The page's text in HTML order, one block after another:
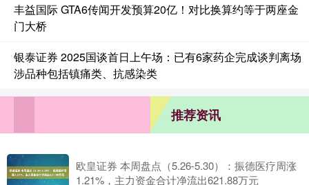
丰益国际 GTA6传闻开发预算20亿！对比换算约等于两座金
门大桥
银泰证券 2025国谈首日上午场：已有6家药企完成谈判离场
涉品种包括镇痛类、抗感染类
推荐资讯
欧皇证券 本周盘点（5.26-5.30）：振德医疗周涨
1.21%，主力资金合计净流出621.88万元